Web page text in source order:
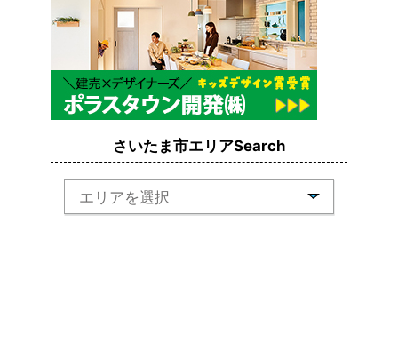
さいたま市エリアSearch